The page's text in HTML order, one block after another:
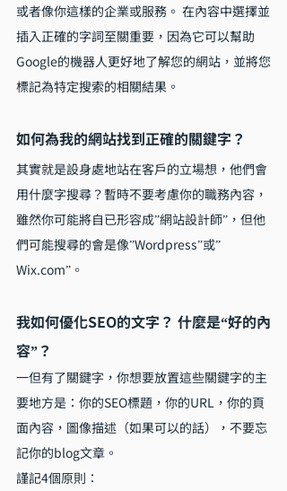
或者像你這樣的企業或服務。 在內容中選擇並
插入正確的字詞至關重要，因為它可以幫助
Google的機器人更好地了解您的網站，並將您
標記為特定搜索的相關結果。
如何為我的網站找到正確的關鍵字？
其實就是設身處地站在客戶的立場想，他們會
用什麼字搜尋？暫時不要考慮你的職務內容，
雖然你可能將自已形容成”網站設計師”，但他
們可能搜尋的會是像”Wordpress”或”
Wix.com”。
我如何優化SEO的文字？ 什麼是“好的內
容”？
一但有了關鍵字，你想要放置這些關鍵字的主
要地方是：你的SEO標題，你的URL，你的頁
面內容，圖像描述（如果可以的話），不要忘
記你的blog文章。
謹記4個原則：